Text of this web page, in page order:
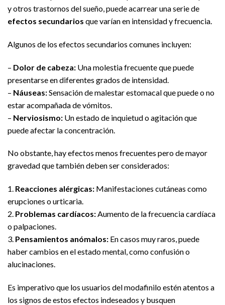
y otros trastornos del sueño, puede acarrear una serie de
efectos secundarios que varían en intensidad y frecuencia.
Algunos de los efectos secundarios comunes incluyen:
– Dolor de cabeza: Una molestia frecuente que puede
presentarse en diferentes grados de intensidad.
– Náuseas:Sensación de malestar estomacal que puede o no
estar acompañada de vómitos.
– Nerviosismo: Un estado de inquietud o agitación que
puede afectar la concentración.
No obstante, hay efectos menos frecuentes pero de mayor
gravedad que también deben ser considerados:
1. Reacciones alérgicas: Manifestaciones cutáneas como
erupciones o urticaria.
2. Problemas cardíacos:Aumento de la frecuencia cardíaca
o palpaciones.
3. Pensamientos anómalos: En casos muy raros, puede
haber cambios en el estado mental, como confusión o
alucinaciones.
Es imperativo que los usuarios del modafinilo estén atentos a
los signos de estos efectos indeseados y busquen